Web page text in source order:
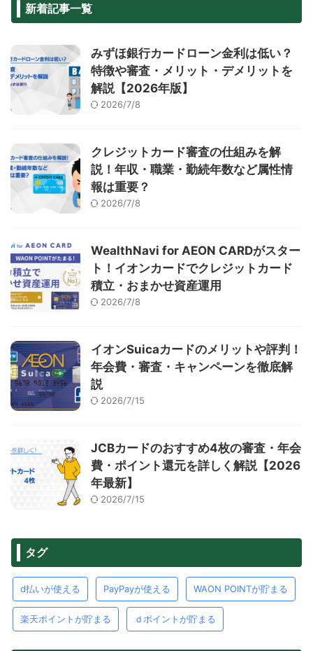
新着記事一覧
みずほ銀行カードローン金利は低い？
特徴や審査・メリット・デメリットを
解説【2026年版】
2026/7/8
クレジットカード審査の仕組みを解
説！年収・職業・勤続年数など属性情
報は重要？
2026/7/8
WealthNavi for AEON CARDがスター
ト！イオンカードでクレジットカード
積立・おまかせ資産運用
2026/7/8
イオンSuicaカードのメリットや評判！
年会費・審査・キャンペーンを徹底解
説
2026/7/15
JCBカードのおすすめ4枚の審査・年会
費・ポイント還元を詳しく解説【2026
年最新】
2026/7/15
タグ
d払いが使える PayPayが使える WAON POINTが貯まる
楽天ポイントが貯まる ｄポイントが貯まる